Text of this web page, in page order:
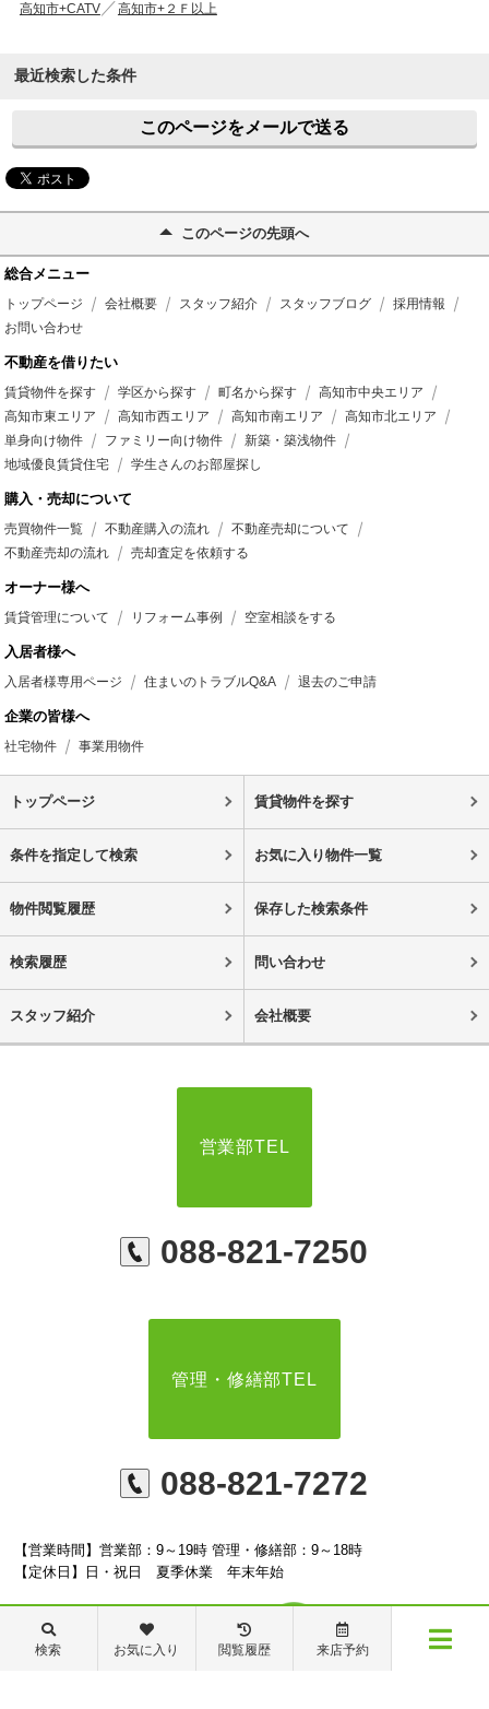
高知市+CATV
高知市+２Ｆ以上
最近検索した条件
このページをメールで送る
このページの先頭へ
総合メニュー
トップページ 会社概要 スタッフ紹介 スタッフブログ
採用情報
お問い合わせ
不動産を借りたい
賃貸物件を探す 学区から探す 町名から探す
高知市中央エリア
高知市東エリア
高知市西エリア 高知市南エリア
高知市北エリア
単身向け物件
ファミリー向け物件
新築・築浅物件
地域優良賃貸住宅
学生さんのお部屋探し
購入・売却について
売買物件一覧 不動産購入の流れ
不動産売却について
不動産売却の流れ
売却査定を依頼する
オーナー様へ
賃貸管理について リフォーム事例 空室相談をする
入居者様へ
入居者様専用ページ 住まいのトラブルQ&A 退去のご申請
企業の皆様へ
社宅物件 事業用物件
トップページ 賃貸物件を探す
条件を指定して検索 お気に入り物件一覧
物件閲覧履歴 保存した検索条件
検索履歴 問い合わせ
スタッフ紹介 会社概要
営業部TEL
088-821-7250
管理・修繕部TEL
088-821-7272
【営業時間】営業部：9～19時 管理・修繕部：9～18時
【定休日】日・祝日 夏季休業 年末年始
検索 お気に入り 閲覧履歴 来店予約